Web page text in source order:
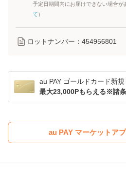
予定日期間内にお届けできない場合が
て ）
ロットナンバー： 454956801
au PAY ゴールドカード新
最大23,000Pもらえる※諸
au PAY マーケットア